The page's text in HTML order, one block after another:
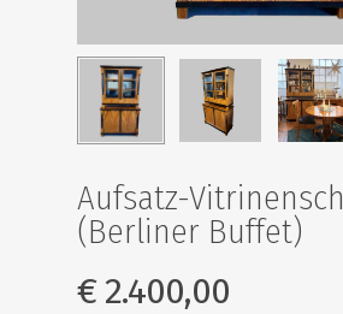
Aufsatz-
(Berliner Buffet)
€2.400,00